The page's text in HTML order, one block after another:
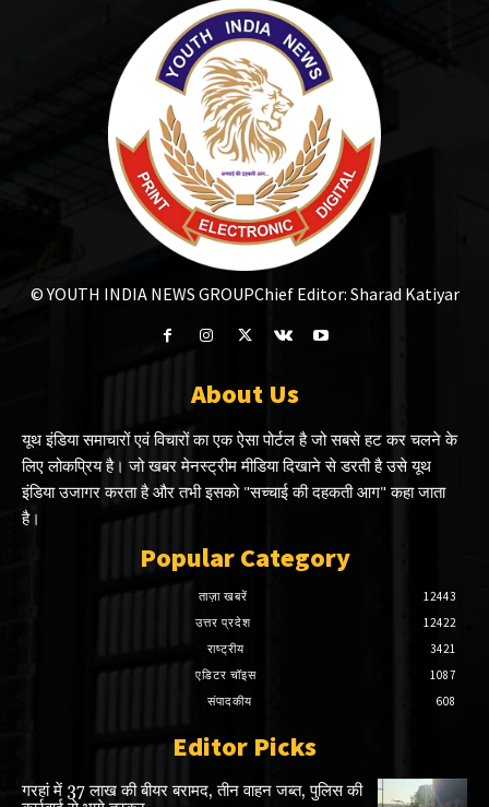
© YOUTH INDIA NEWS GROUPChief Editor: Sharad Katiyar
About Us
यूथ इंडिया समाचारों एवं विचारों का एक ऐसा पोर्टल है जो सबसे हट कर चलने के
लिए लोकप्रिय है। जो खबर मेनस्ट्रीम मीडिया दिखाने से डरती है उसे यूथ
इंडिया उजागर करता है और तभी इसको "सच्चाई की दहकती आग" कहा जाता
है।
Popular Category
ताज़ा खबरें
12443
उत्तर प्रदेश
12422
राष्ट्रीय
3421
एडिटर चॉइस
1087
संपादकीय
608
Editor Picks
गरहां में 37 लाख की बीयर बरामद, तीन वाहन जब्त, पुलिस की